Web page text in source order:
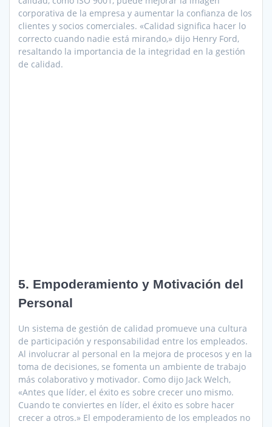
corporativa de la empresa y aumentar la confianza de los
clientes y socios comerciales. «Calidad significa hacer lo
correcto cuando nadie está mirando,» dijo Henry Ford,
resaltando la importancia de la integridad en la gestión
de calidad.
5. Empoderamiento y Motivación del
Personal
Un sistema de gestión de calidad promueve una cultura
de participación y responsabilidad entre los empleados.
Al involucrar al personal en la mejora de procesos y en la
toma de decisiones, se fomenta un ambiente de trabajo
más colaborativo y motivador. Como dijo Jack Welch,
«Antes que líder, el éxito es sobre crecer uno mismo.
Cuando te conviertes en líder, el éxito es sobre hacer
crecer a otros.» El empoderamiento de los empleados no